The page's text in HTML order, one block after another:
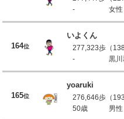
-
女性
164位
いよくん
277,323歩（
-
黒
165位
yoaruki
276,646歩（
50歳
男性